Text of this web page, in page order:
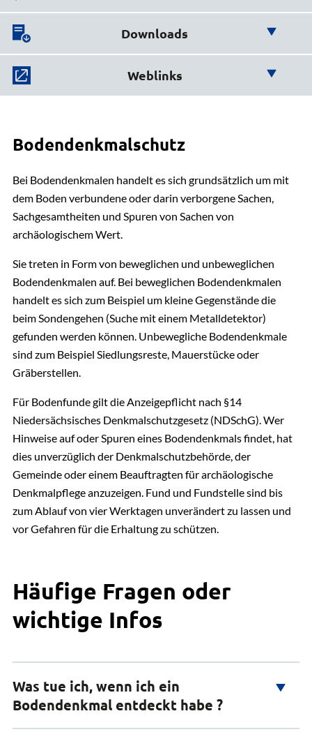
Wir helfen Ihnen weiter!
Brita Colberg
Denkmalschutz: Gemeinde Adendorf, Stadt Bleckede,
04131 26-1462
E-Mail senden
Bautechnik
Ulrich Völkmann
Denkmalschutz: Gemeinde Amt Neuhaus, Samtgemeinde
Amelinghausen, Samtgemeinde Bardowick,
Samtgemeinde Gellersen, Samtgemeinde Ilmenau,
Samtgemeinde Scharnebeck
04131 26-1079
E-Mail senden
Gebäude 3, Zimmer 112
Downloads
Hier finden Sie wichtige
Downloads:
Grabungsgenehmigung Bodendenkmal
Bodendenkmalrecht | Merkblatt Bodenfunde
PDF | 0.01 MB
Bodendenkmalrecht | Merkblatt Ausgrabung /
Prospektion
PDF | 0.01 MB
Erklärung zum Fundverbleib
Weblinks
Denkmalpflege
Auflistung der Grabungsfirmen
Bodendenkmalschutz
Bei Bodendenkmalen handelt es sich grundsätzlich um mit
dem Boden verbundene oder darin verborgene Sachen,
Sachgesamtheiten und Spuren von Sachen von
archäologischem Wert.
Sie treten in Form von beweglichen und unbeweglichen
Bodendenkmalen auf. Bei beweglichen Bodendenkmalen
handelt es sich zum Beispiel um kleine Gegenstände die
beim Sondengehen (Suche mit einem Metalldetektor)
gefunden werden können. Unbewegliche Bodendenkmale
sind zum Beispiel Siedlungsreste, Mauerstücke oder
Gräberstellen.
Für Bodenfunde gilt die Anzeigepflicht nach §14
Niedersächsisches Denkmalschutzgesetz (NDSchG). Wer
Hinweise auf oder Spuren eines Bodendenkmals findet, hat
dies unverzüglich der Denkmalschutzbehörde, der
Gemeinde oder einem Beauftragten für archäologische
Denkmalpflege anzuzeigen. Fund und Fundstelle sind bis
zum Ablauf von vier Werktagen unverändert zu lassen und
vor Gefahren für die Erhaltung zu schützen.
Häufige Fragen oder
wichtige Infos
Was tue ich, wenn ich ein
Bodendenkmal entdeckt habe ?